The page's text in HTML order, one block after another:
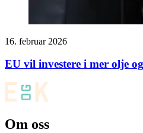
16. februar 2026
EU vil investere i mer olje
Om oss